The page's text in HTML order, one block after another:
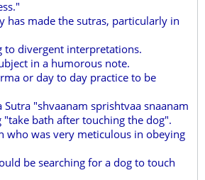
has made the sutras, particularly in
to divergent interpretations.
in a humorous note.
or day to day practice to be
Sutra "shvaanam sprishtvaa snaanam
"take bath after touching the dog".
who was very meticulous in obeying
be searching for a dog to touch